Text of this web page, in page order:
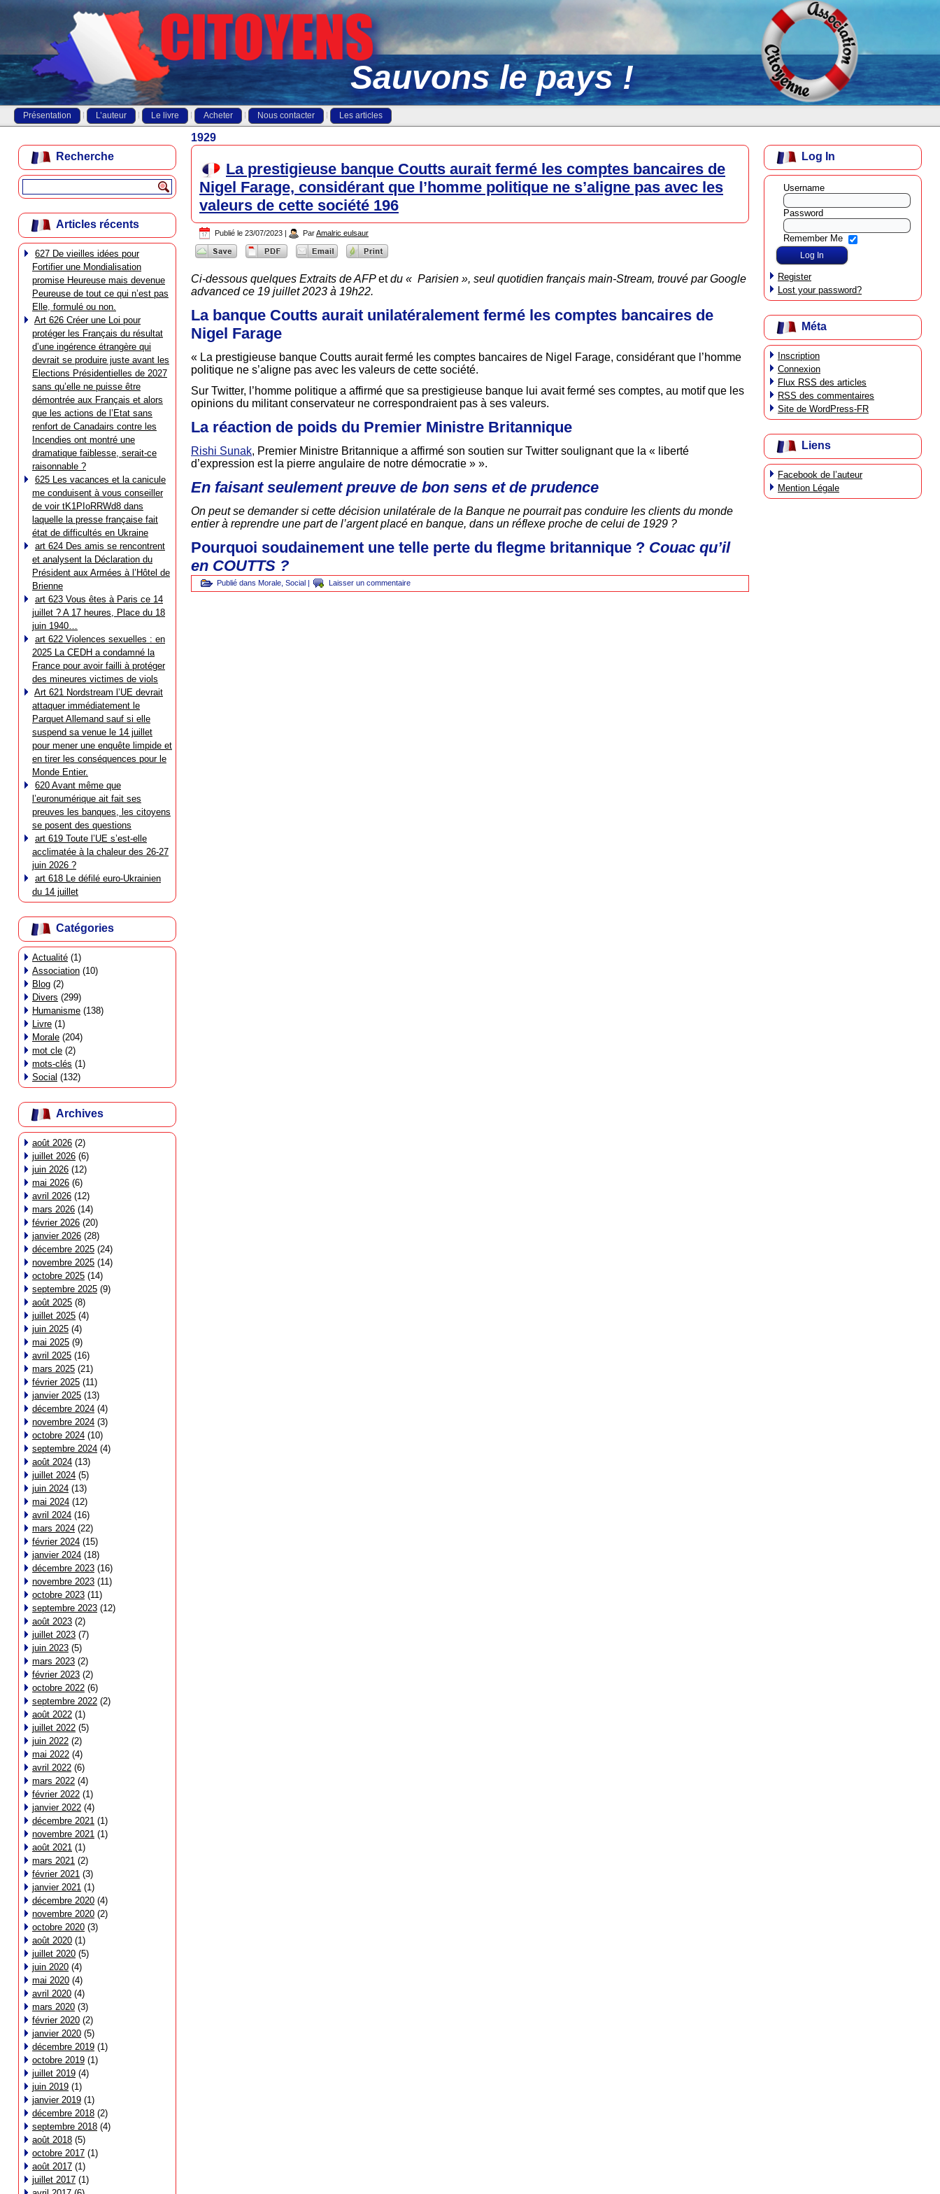
Sauvons le pays !
Présentation L’auteur Le livre Acheter Nous contacter Les articles
Recherche
Articles récents
627 De vieilles idées pour
Fortifier une Mondialisation
promise Heureuse mais devenue
Peureuse de tout ce qui n’est pas
Elle, formulé ou non.
Art 626 Créer une Loi pour
protéger les Français du résultat
d’une ingérence étrangère qui
devrait se produire juste avant les
Elections Présidentielles de 2027
sans qu’elle ne puisse être
démontrée aux Français et alors
que les actions de l’Etat sans
renfort de Canadairs contre les
Incendies ont montré une
dramatique faiblesse, serait-ce
raisonnable ?
625 Les vacances et la canicule
me conduisent à vous conseiller
de voir tK1PIoRRWd8 dans
laquelle la presse française fait
état de difficultés en Ukraine
art 624 Des amis se rencontrent
et analysent la Déclaration du
Président aux Armées à l’Hôtel de
Brienne
art 623 Vous êtes à Paris ce 14
juillet ? A 17 heures, Place du 18
juin 1940…
art 622 Violences sexuelles : en
2025 La CEDH a condamné la
France pour avoir failli à protéger
des mineures victimes de viols
Art 621 Nordstream l’UE devrait
attaquer immédiatement le
Parquet Allemand sauf si elle
suspend sa venue le 14 juillet
pour mener une enquête limpide et
en tirer les conséquences pour le
Monde Entier.
620 Avant même que
l’euronumérique ait fait ses
preuves les banques, les citoyens
se posent des questions
art 619 Toute l’UE s’est-elle
acclimatée à la chaleur des 26-27
juin 2026 ?
art 618 Le défilé euro-Ukrainien
du 14 juillet
Catégories
Actualité (1)
Association (10)
Blog (2)
Divers (299)
Humanisme (138)
Livre (1)
Morale (204)
mot cle (2)
mots-clés (1)
Social (132)
Archives
août 2026 (2)
juillet 2026 (6)
juin 2026 (12)
mai 2026 (6)
avril 2026 (12)
mars 2026 (14)
février 2026 (20)
janvier 2026 (28)
décembre 2025 (24)
novembre 2025 (14)
octobre 2025 (14)
septembre 2025 (9)
août 2025 (8)
juillet 2025 (4)
juin 2025 (4)
mai 2025 (9)
avril 2025 (16)
mars 2025 (21)
février 2025 (11)
janvier 2025 (13)
décembre 2024 (4)
novembre 2024 (3)
octobre 2024 (10)
septembre 2024 (4)
août 2024 (13)
juillet 2024 (5)
juin 2024 (13)
mai 2024 (12)
avril 2024 (16)
mars 2024 (22)
février 2024 (15)
janvier 2024 (18)
décembre 2023 (16)
novembre 2023 (11)
octobre 2023 (11)
septembre 2023 (12)
août 2023 (2)
juillet 2023 (7)
juin 2023 (5)
mars 2023 (2)
février 2023 (2)
octobre 2022 (6)
septembre 2022 (2)
août 2022 (1)
juillet 2022 (5)
juin 2022 (2)
mai 2022 (4)
avril 2022 (6)
mars 2022 (4)
février 2022 (1)
janvier 2022 (4)
décembre 2021 (1)
novembre 2021 (1)
août 2021 (1)
mars 2021 (2)
février 2021 (3)
janvier 2021 (1)
décembre 2020 (4)
novembre 2020 (2)
octobre 2020 (3)
août 2020 (1)
juillet 2020 (5)
juin 2020 (4)
mai 2020 (4)
avril 2020 (4)
mars 2020 (3)
février 2020 (2)
janvier 2020 (5)
décembre 2019 (1)
octobre 2019 (1)
juillet 2019 (4)
juin 2019 (1)
janvier 2019 (1)
décembre 2018 (2)
septembre 2018 (4)
août 2018 (5)
octobre 2017 (1)
août 2017 (1)
juillet 2017 (1)
1929
La prestigieuse banque Coutts aurait fermé les comptes bancaires de
Nigel Farage, considérant que l’homme politique ne s’aligne pas avec les
valeurs de cette société 196
Publié le 23/07/2023 | ParAmalric eulsaur
Ci-dessous quelques Extraits deAFPetdu « Parisien », seul quotidien français main-Stream, trouvé par Google
advanced ce 19 juillet 2023 à 19h22.
La banque Coutts aurait unilatéralement fermé les comptes bancaires de
Nigel Farage
« La prestigieuse banque Coutts aurait fermé les comptes bancaires de Nigel Farage, considérant que l’homme
politique ne s’aligne pas avec les valeurs de cette société.
Sur Twitter, l’homme politique a affirmé que sa prestigieuse banque lui avait fermé ses comptes, au motif que les
opinions du militant conservateur ne correspondraient pas à ses valeurs.
La réaction de poids du Premier Ministre Britannique
Rishi Sunak, Premier Ministre Britannique a affirmé son soutien sur Twitter soulignant que la « liberté
d’expression est la pierre angulaire de notre démocratie » ».
En faisant seulement preuve de bon sens et de prudence
On peut se demander si cette décision unilatérale de la Banque ne pourrait pas conduire les clients du monde
entier à reprendre une part de l’argent placé en banque, dans un réflexe proche de celui de 1929 ?
Pourquoi soudainement une telle perte du flegme britannique ? Couac qu’il
en COUTTS ?
Publié dans Morale Social | Laisser un commentaire
Log In
Username
Password
Remember Me
Register
Lost your password?
Méta
Inscription
Connexion
Flux RSS des articles
RSS des commentaires
Site de WordPress-FR
Liens
Facebook de l’auteur
Mention Légale